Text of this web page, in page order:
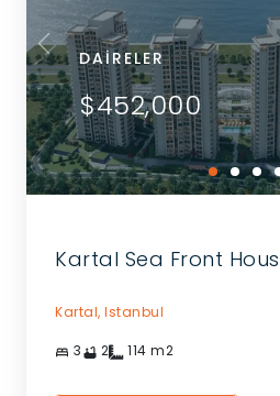
DAIRELER
$452,000
Kartal Sea Front
Kartal, Istanbul
3 2 114 m2